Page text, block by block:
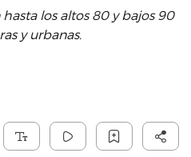
los altos 80 y bajos 90
y urbanas.